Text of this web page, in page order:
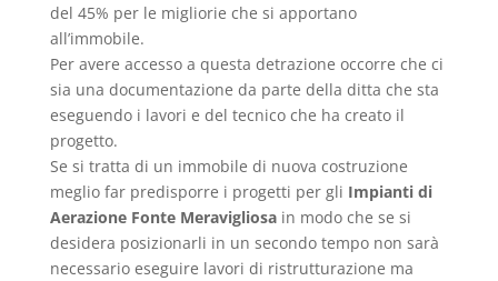
del 45% per le migliorie che si apportano
all’immobile.
Per avere accesso a questa detrazione occorre che ci
sia una documentazione da parte della ditta che sta
eseguendo i lavori e del tecnico che ha creato il
progetto.
Se si tratta di un immobile di nuova costruzione
meglio far predisporre i progetti per gli Impianti di
Aerazione Fonte Meravigliosain modo che se si
desidera posizionarli in un secondo tempo non sarà
necessario eseguire lavori di ristrutturazione ma